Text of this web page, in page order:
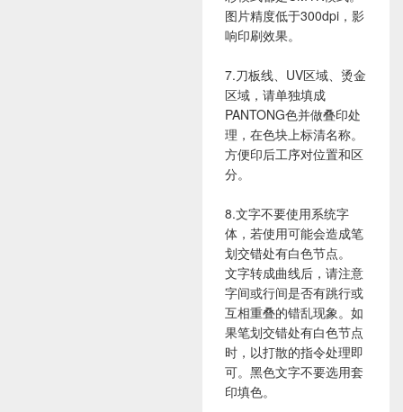
图片精度低于300dpi，影
响印刷效果。
7.刀板线、UV区域、烫金
区域，请单独填成
PANTONG色并做叠印处
理，在色块上标清名称。
方便印后工序对位置和区
分。
8.文字不要使用系统字
体，若使用可能会造成笔
划交错处有白色节点。
文字转成曲线后，请注意
字间或行间是否有跳行或
互相重叠的错乱现象。如
果笔划交错处有白色节点
时，以打散的指令处理即
可。黑色文字不要选用套
印填色。